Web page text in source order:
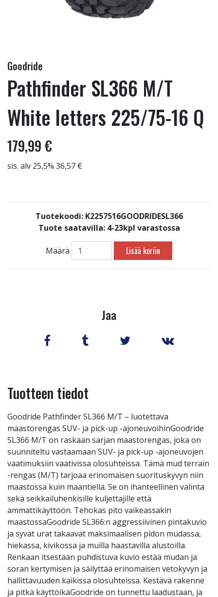
Goodride
Pathfinder SL366 M/T
White letters 225/75-16 Q
179,99 €
sis. alv 25,5% 36,57 €
Tuotekoodi: K2257516GOODRIDESL366
Tuote saatavilla: 4-23kpl varastossa
Määrä Lisää koriin
Jaa
Tuotteen tiedot
Goodride Pathfinder SL366 M/T – luotettava
maastorengas SUV- ja pick-up -ajoneuvoihinGoodride
SL366 M/T on raskaan sarjan maastorengas, joka on
suunniteltu vastaamaan SUV- ja pick-up -ajoneuvojen
vaatimuksiin vaativissa olosuhteissa. Tämä mud terrain
-rengas (M/T) tarjoaa erinomaisen suorituskyvyn niin
maastossa kuin maantiellä. Se on ihanteellinen valinta
sekä seikkailuhenkisille kuljettajille että
ammattikäyttöön. Tehokas pito vaikeassakin
maastossaGoodride SL366:n aggressiivinen pintakuvio
ja syvät urat takaavat maksimaalisen pidon mudassa,
hiekassa, kivikossa ja muilla haastavilla alustoilla.
Renkaan itsestään puhdistuva kuvio estää mudan ja
soran kertymisen ja säilyttää erinomaisen vetokyvyn ja
hallittavuuden kaikissa olosuhteissa. Kestävä rakenne
ja pitkä käyttöikäGoodride on tunnettu laadustaan, ja